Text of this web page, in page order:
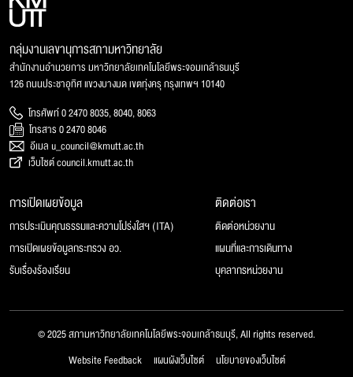
กลุ่มงานเลขานุการสภามหาวิทยาลัย
สำนักงานอำนวยการ มหาวิทยาลัยเทคโนโลยีพระจอมเกล้าธนบุรี
126 ถนนประชาอุทิศ แขวงบางมด เขตทุ่งครุ กรุงเทพฯ 10140
โทรศัพท์ 0 2470 8035, 8040, 8063
โทรสาร 0 2470 8046
อีเมล u_council@kmutt.ac.th
เว็บไซต์ council.kmutt.ac.th
การเปิดเผยข้อมูล
การประเมินคุณธรรมและความโปร่งใสฯ (ITA)
การเปิดเผยข้อมูลกระทรวง อว.
รับเรื่องร้องเรียน
ติดต่อเรา
ติดต่อหน่วยงาน
แผนที่และการเดินทาง
บุคลากรหน่วยงาน
© 2025 สภามหาวิทยาลัยเทคโนโลยีพระจอมเกล้าธนบุรี, All rights reserved.
Website Feedback
แผนผังเว็บไซต์ นโยบายของเว็บไซต์